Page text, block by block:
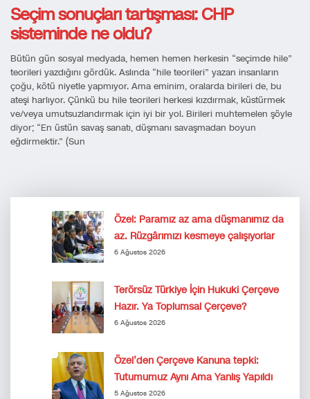
Seçim sonuçları tartışması: CHP
sisteminde ne oldu?
Bütün gün sosyal medyada, hemen hemen herkesin “seçimde hile”
teorileri yazdığını gördük. Aslında “hile teorileri” yazan insanların
çoğu, kötü niyetle yapmıyor. Ama eminim, oralarda birileri de, bu
ateşi harlıyor. Çünkü bu hile teorileri herkesi kızdırmak, küstürmek
ve/veya umutsuzlandırmak için iyi bir yol. Birileri muhtemelen şöyle
diyor; “En üstün savaş sanatı, düşmanı savaşmadan boyun
eğdirmektir.” (Sun
Özel: Paramız az ama düşmanımız da
az. Rüzgârımızı kesmeye çalışıyorlar
6 Ağustos 2026
Terörsüz Türkiye İçin Hukuki Çerçeve
Hazır. Ya Toplumsal Çerçeve?
6 Ağustos 2026
Özel’den Çerçeve Kanuna tepki:
Tutumumuz Aynı Ama Yanlış Yapıldı
5 Ağustos 2026